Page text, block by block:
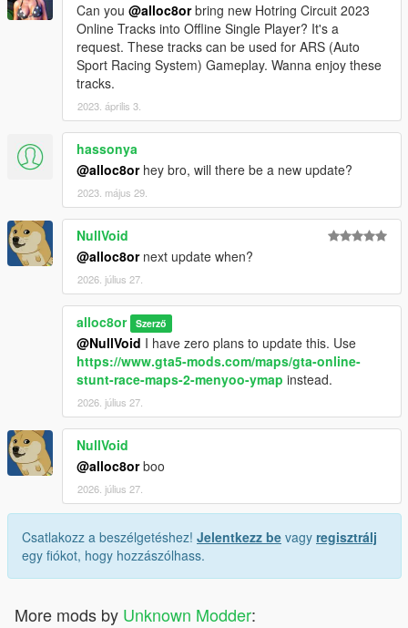
Can you @alloc8orbring new Hotring Circuit 2023
Online Tracks into Offline Single Player? It's a
request. These tracks can be used for ARS (Auto
Sport Racing System) Gameplay. Wanna enjoy these
tracks.
2023. április 3.
hassonya
@alloc8orhey bro, will there be a new update?
2023. május 29.
NullVoid
@alloc8ornext update when?
2026. július 27.
alloc8or Szerző
@NullVoid I have zero plans to update this. Use
https://www.gta5-mods.com/maps/gta-online-
stunt-race-maps-2-menyoo-ymap instead.
2026. július 27.
NullVoid
@alloc8orboo
2026. július 27.
Csatlakozz a beszélgetéshez! Jelentkezz be vagy regisztrálj
egy fiókot, hogy hozzászólhass.
More mods by Unknown Modder: